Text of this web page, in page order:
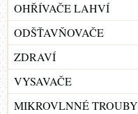
OHŘÍVAČE LAHVÍ
ODŠŤAVŇOVAČE
ZDRAVÍ
VYSAVAČE
MIKROVLNNÉ TROUBY